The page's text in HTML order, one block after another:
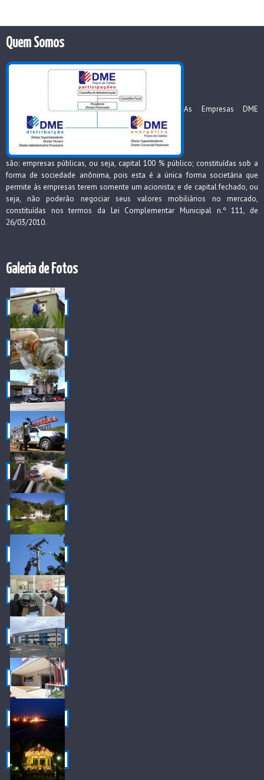
Quem Somos
As Empresas DME
são: empresas públicas, ou seja, capital 100 % público; constituídas sob a
forma de sociedade anônima, pois esta é a única forma societária que
permite às empresas terem somente um acionista; e de capital fechado, ou
seja, não poderão negociar seus valores mobiliários no mercado,
constituídas nos termos da Lei Complementar Municipal n.º 111, de
26/03/2010.
Galeria de Fotos